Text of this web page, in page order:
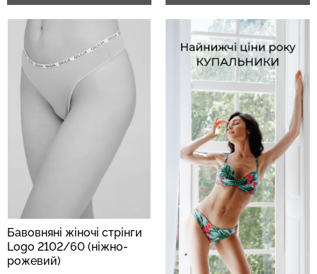
Бавовняні жіночі стрінги
Logo 2102/60 (ніжно-
рожевий)